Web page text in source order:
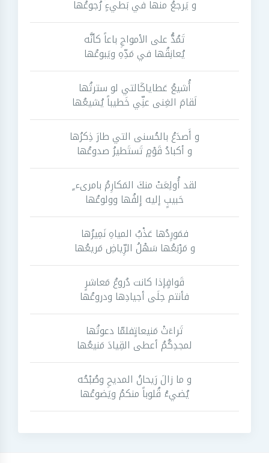
و يَرجعُ منها في بَطيءٍ رُجوعُها
تَمُدُّ على الأمواجِ باعاً كأنَّه
يُعانِقُها في مَدِّهِ ويَبوعُها
أُشيعُ عَطاياكَالتي لو سترتُها
لَقامَ الغِنى عنِّي خَطيباً يُشيعُها
و أَصدَعُ بالحُسنى التي طارَ ذِكرُها
و أكبادُ قَوْمٍ تَستَطيرُ صدوعُها
لقد أُولِعَتْ منكَ المَكارِمُ بامرىء ٍ
حَبيبٍ إليه إِلفُها وولوعُها
فمَورِدُها عَذْبُ المياهِ نَمِيرُها
و مَرْبَعُها سَهْلُ الرِّياضِ مَريعُها
قَوافٍإذا كانت دُروعُ مَعاشرٍ
فأنتم حِلَى أجيادِها ودروعُها
تَراءَتْ مَنيعاتٍفلمّا دعوتُها
لمجدِكُمُ أعطى القِيادَ مَنيعُها
و ما زالَ رَيحانُ المديحِ وصُبْحُه
يُضيءُ قُلوباً منكمُ ويَضوعُها